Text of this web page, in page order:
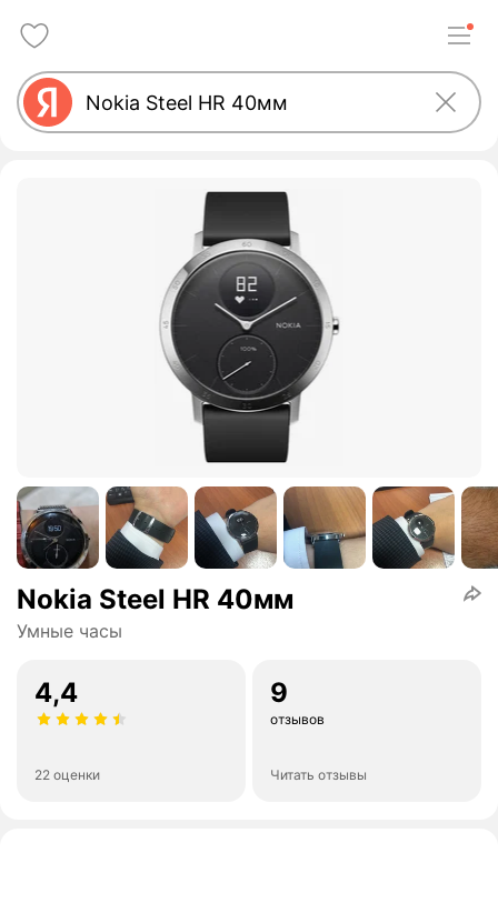
Nokia Steel HR 40мм
Умные часы
4,4
22 оценки
9
отзывов
Читать отзывы